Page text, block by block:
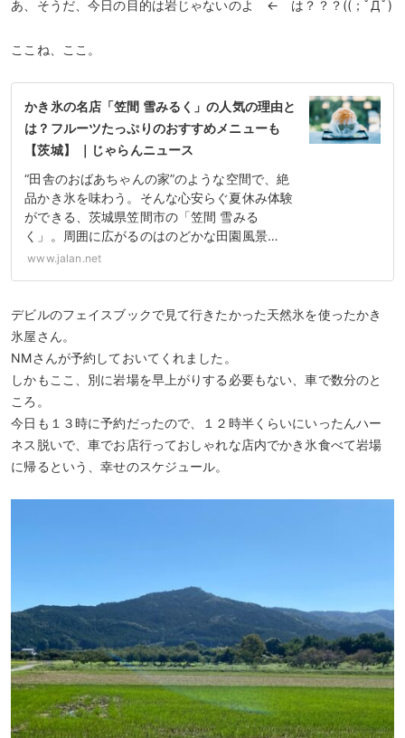
あ、そうだ、今日の目的は岩じゃないのよ ← は？？？((；ﾟДﾟ)
ここね、ここ。
かき氷の名店「笠間 雪みるく」の人気の理由と
は？フルーツたっぷりのおすすめメニューも
【茨城】 ｜じゃらんニュース
“田舎のおばあちゃんの家”のような空間で、絶
品かき氷を味わう。そんな心安らぐ夏休み体験
ができる、茨城県笠間市の「笠間 雪みる
く」。周囲に広がるのはのどかな田園風景…
www.jalan.net
デビルのフェイスブックで見て行きたかった天然氷を使ったかき
氷屋さん。
NMさんが予約しておいてくれました。
しかもここ、別に岩場を早上がりする必要もない、車で数分のと
ころ。
今日も１３時に予約だったので、１２時半くらいにいったんハー
ネス脱いで、車でお店行っておしゃれな店内でかき氷食べて岩場
に帰るという、幸せのスケジュール。